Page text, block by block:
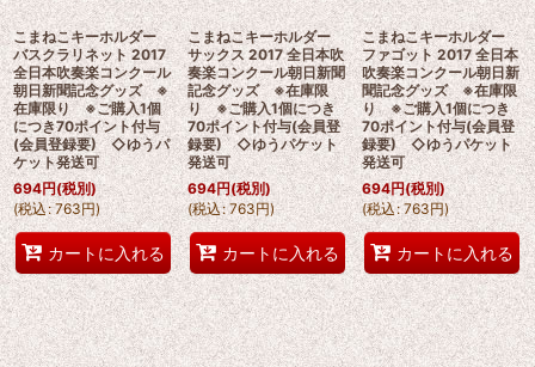
こまねこキーホルダー
バスクラリネット 2017
全日本吹奏楽コンクール
朝日新聞記念グッズ ※
在庫限り ※ご購入1個
につき70ポイント付与
(会員登録要) ◇ゆうパ
ケット発送可
694円(税別)
(税込: 763円)
カートに入れる
こまねこキーホルダー
サックス 2017 全日本吹
奏楽コンクール朝日新聞
記念グッズ ※在庫限
り ※ご購入1個につき
70ポイント付与(会員登
録要) ◇ゆうパケット
発送可
694円(税別)
(税込: 763円)
カートに入れる
こまねこキーホルダー
ファゴット 2017 全日本
吹奏楽コンクール朝日新
聞記念グッズ ※在庫限
り ※ご購入1個につき
70ポイント付与(会員登
録要) ◇ゆうパケット
発送可
694円(税別)
(税込: 763円)
カートに入れる